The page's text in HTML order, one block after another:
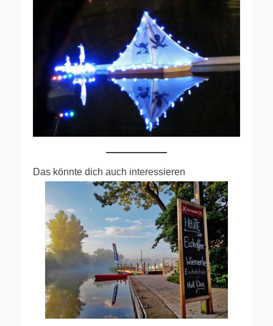
Das könnte dich auch interessieren